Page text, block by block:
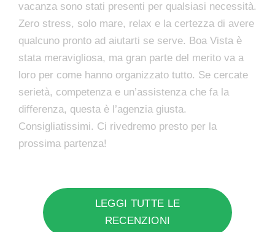
vacanza sono stati presenti per qualsiasi necessità.
Zero stress, solo mare, relax e la certezza di avere
qualcuno pronto ad aiutarti se serve. Boa Vista è
stata meravigliosa, ma gran parte del merito va a
loro per come hanno organizzato tutto. Se cercate
serietà, competenza e un’assistenza che fa la
differenza, questa è l’agenzia giusta.
Consigliatissimi. Ci rivedremo presto per la
prossima partenza!
LEGGI TUTTE LE
RECENZIONI